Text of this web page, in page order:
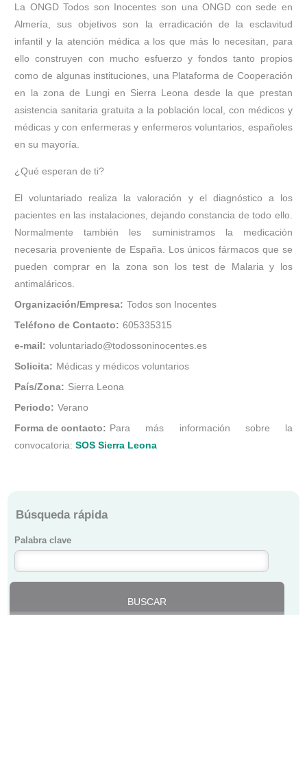
La ONGD Todos son Inocentes son una ONGD con sede en
Almería, sus objetivos son la erradicación de la esclavitud
infantil y la atención médica a los que más lo necesitan, para
ello construyen con mucho esfuerzo y fondos tanto propios
como de algunas instituciones, una Plataforma de Cooperación
en la zona de Lungi en Sierra Leona desde la que prestan
asistencia sanitaria gratuita a la población local, con médicos y
médicas y con enfermeras y enfermeros voluntarios, españoles
en su mayoría.
¿Qué esperan de ti?
El voluntariado realiza la valoración y el diagnóstico a los
pacientes en las instalaciones, dejando constancia de todo ello.
Normalmente también les suministramos la medicación
necesaria proveniente de España. Los únicos fármacos que se
pueden comprar en la zona son los test de Malaria y los
antimaláricos.
Organización/Empresa: Todos son Inocentes
Teléfono de Contacto: 605335315
e-mail: voluntariado@todossoninocentes.es
Solicita: Médicas y médicos voluntarios
País/Zona: Sierra Leona
Periodo: Verano
Forma de contacto: Para más información sobre la
convocatoria:SOS Sierra Leona
Búsqueda rápida
Palabra clave